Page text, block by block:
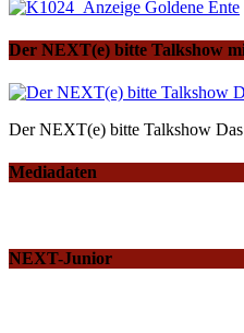
Der NEXT(e) bitte Talkshow
Der NEXT(e) bitte Talkshow
Mediadaten
NEXT-Junior